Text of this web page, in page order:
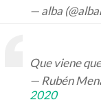
— alba
Que viene
— Rubén
2020